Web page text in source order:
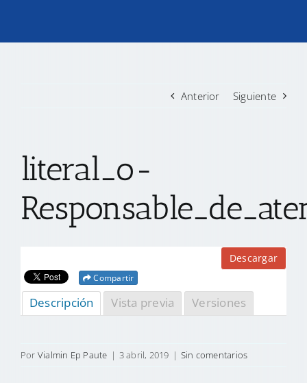
TRANSPARENCIA
CONTACTO
Anterior Siguiente
literal_o-
Descargar
Compartir
Descripción Vista previa Versiones
Por Vialmin Ep Paute | 3 abril, 2019 | Sin comentarios